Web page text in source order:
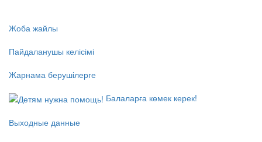
Жоба жайлы
Пайдаланушы келісімі
Жарнама берушілерге
Балаларға көмек керек!
Выходные данные